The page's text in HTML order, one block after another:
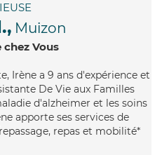
Muizon
chez Vous
Irène a 9 ans d'expérience et
De Vie aux Familles
d'alzheimer et les soins
apporte ses services de
repas et mobilité*